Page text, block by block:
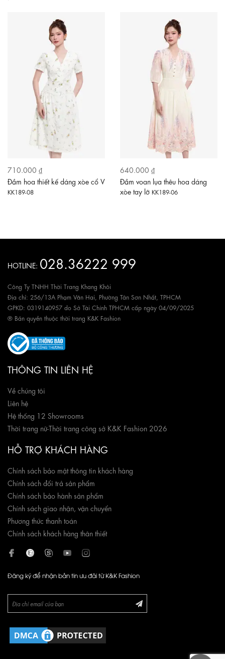
710.000 ₫
Đầm hoa thiết kế dáng xòe cổ V
KK189-08
640.000 ₫
Đầm voan lụa thêu hoa dáng
xòe tay lỡ KK189-06
HOTLINE: 028.36222 999
Công Ty TNHH Thời Trang Khang Khôi
Địa chỉ: 256/13A Phạm Văn Hai, Phường Tân Sơn Nhất, TPHCM
GPKD: 0319140957 do Sở Tài Chính TPHCM cấp ngày 04/09/2025
® Bản quyền thuộc thời trang K&K Fashion
THÔNG TIN LIÊN HỆ
Về chúng tôi
Liên hệ
Hệ thống 12 Showrooms
Thời trang nữ-Thời trang công sở K&K Fashion 2026
HỖ TRỢ KHÁCH HÀNG
Chính sách bảo mật thông tin khách hàng
Chính sách đổi trả sản phẩm
Chính sách bảo hành sản phẩm
Chính sách giao nhận, vận chuyển
Phương thức thanh toán
Chính sách khách hàng thân thiết
Đăng ký để nhận bản tin ưu đãi từ K&K Fashion